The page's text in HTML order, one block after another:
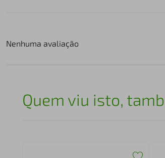
Nenhuma avaliação
Quem viu isto,